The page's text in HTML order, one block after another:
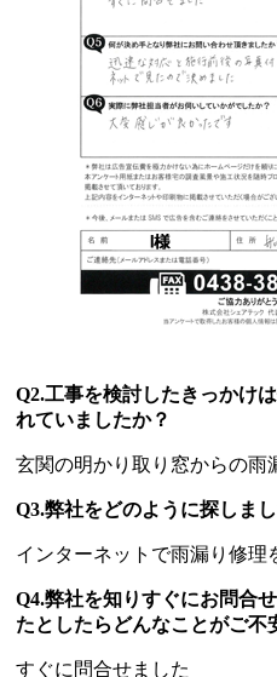
Q2.工事を検討したきっかけ
れていましたか？
玄関の明かり取り窓からの雨
Q3.弊社をどのように探しま
インターネットで雨漏り修理
Q4.弊社を知りすぐにお問合
たとしたらどんなことがご不
すぐに問合せました